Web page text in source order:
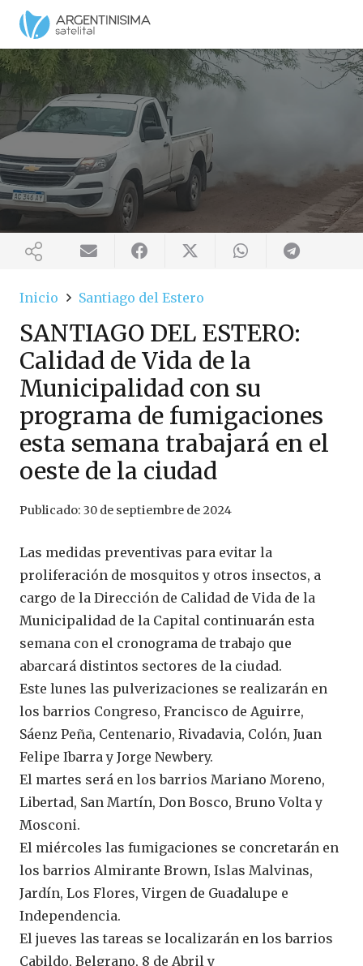
Inicio Santiago del Estero
SANTIAGO DEL ESTERO:
Calidad de Vida de la
Municipalidad con su
programa de fumigaciones
esta semana trabajará en el
oeste de la ciudad
Publicado: 30 de septiembre de 2024
Las medidas preventivas para evitar la
proliferación de mosquitos y otros insectos, a
cargo de la Dirección de Calidad de Vida de la
Municipalidad de la Capital continuarán esta
semana con el cronograma de trabajo que
abarcará distintos sectores de la ciudad.
Este lunes las pulverizaciones se realizarán en
los barrios Congreso, Francisco de Aguirre,
Sáenz Peña, Centenario, Rivadavia, Colón, Juan
Felipe Ibarra y Jorge Newbery.
El martes será en los barrios Mariano Moreno,
Libertad, San Martín, Don Bosco, Bruno Volta y
Mosconi.
El miércoles las fumigaciones se concretarán en
los barrios Almirante Brown, Islas Malvinas,
Jardín, Los Flores, Virgen de Guadalupe e
Independencia.
El jueves las tareas se localizarán en los barrios
Cabildo, Belgrano, 8 de Abril y